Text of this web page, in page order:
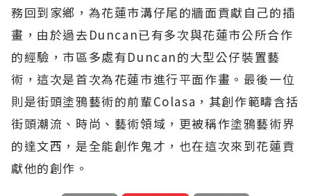
務回到家鄉，為花蓮市溝仔尾的牆面貢獻自己的插
畫，由於過去Duncan已有多次與花蓮市公所合作
的經驗，市區多處有Duncan的大型公仔裝置藝
術，這次是首次為花蓮市進行平面作畫。最後一位
則是街頭塗鴉藝術的前輩Colasa，其創作範疇含括
街頭潮流、時尚、藝術領域，更被稱作塗鴉藝術界
的達文西，是全能創作鬼才，也在這次來到花蓮貢
獻他的創作。